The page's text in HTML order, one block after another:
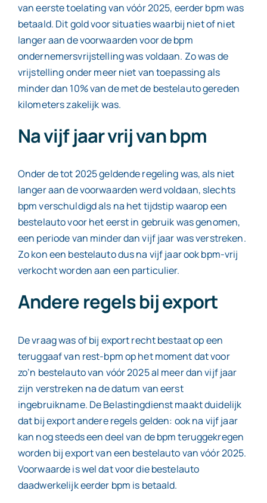
van eerste toelating van vóór 2025, eerder bpm was
betaald. Dit gold voor situaties waarbij niet of niet
langer aan de voorwaarden voor de bpm
ondernemersvrijstelling was voldaan. Zo was de
vrijstelling onder meer niet van toepassing als
minder dan 10% van de met de bestelauto gereden
kilometers zakelijk was.
Na vijf jaar vrij van bpm
Onder de tot 2025 geldende regeling was, als niet
langer aan de voorwaarden werd voldaan, slechts
bpm verschuldigd als na het tijdstip waarop een
bestelauto voor het eerst in gebruik was genomen,
een periode van minder dan vijf jaar was verstreken.
Zo kon een bestelauto dus na vijf jaar ook bpm-vrij
verkocht worden aan een particulier.
Andere regels bij export
De vraag was of bij export recht bestaat op een
teruggaaf van rest-bpm op het moment dat voor
zo’n bestelauto van vóór 2025 al meer dan vijf jaar
zijn verstreken na de datum van eerst
ingebruikname. De Belastingdienst maakt duidelijk
dat bij export andere regels gelden: ook na vijf jaar
kan nog steeds een deel van de bpm teruggekregen
worden bij export van een bestelauto van vóór 2025.
Voorwaarde is wel dat voor die bestelauto
daadwerkelijk eerder bpm is betaald.